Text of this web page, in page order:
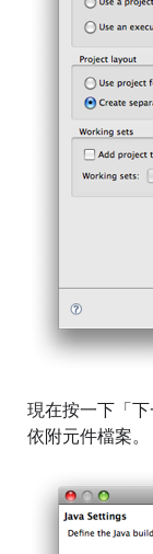
現在按一下「
依附元件檔案。